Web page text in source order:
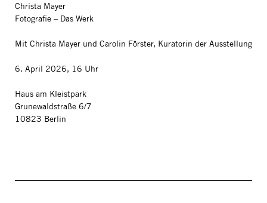
Christa Mayer
Fotografie – Das Werk
Mit Christa Mayer und Carolin Förster, Kuratorin der Ausstellung
6. April 2026, 16 Uhr
Haus am Kleistpark
Grunewaldstraße 6/7
10823 Berlin